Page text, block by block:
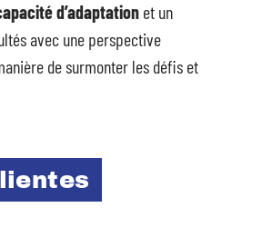
d’adaptation et un
avec une perspective
de surmonter les défis et